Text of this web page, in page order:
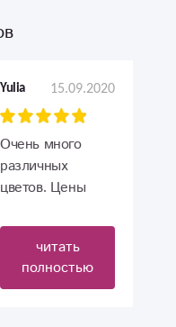
Yulia 15.09.2020
Очень много
различных
цветов. Цены
либо. Советую
этот магазин
читать
полностью